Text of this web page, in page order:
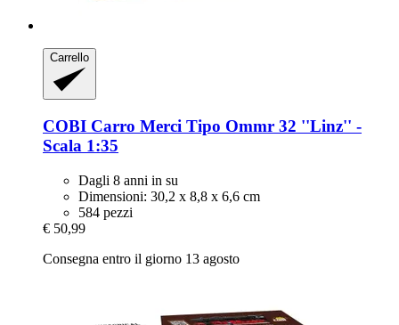
Carrello
COBI Carro Merci Tipo Ommr 32 ''Linz'' -​
Scala 1:35
Dagli 8 anni in su
Dimensioni: 30,2 x 8,8 x 6,6 cm
584 pezzi
€ 50,99
Consegna entro il giorno 13 agosto